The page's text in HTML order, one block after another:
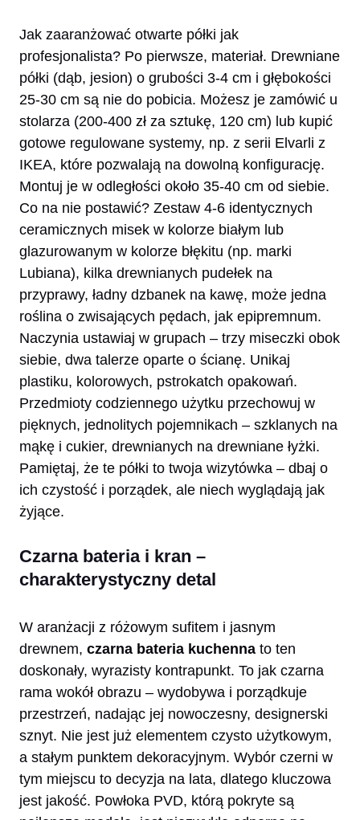
Jak zaaranżować otwarte półki jak
profesjonalista? Po pierwsze, materiał. Drewniane
półki (dąb, jesion) o grubości 3-4 cm i głębokości
25-30 cm są nie do pobicia. Możesz je zamówić u
stolarza (200-400 zł za sztukę, 120 cm) lub kupić
gotowe regulowane systemy, np. z serii Elvarli z
IKEA, które pozwalają na dowolną konfigurację.
Montuj je w odległości około 35-40 cm od siebie.
Co na nie postawić? Zestaw 4-6 identycznych
ceramicznych misek w kolorze białym lub
glazurowanym w kolorze błękitu (np. marki
Lubiana), kilka drewnianych pudełek na
przyprawy, ładny dzbanek na kawę, może jedna
roślina o zwisających pędach, jak epipremnum.
Naczynia ustawiaj w grupach – trzy miseczki obok
siebie, dwa talerze oparte o ścianę. Unikaj
plastiku, kolorowych, pstrokatch opakowań.
Przedmioty codziennego użytku przechowuj w
pięknych, jednolitych pojemnikach – szklanych na
mąkę i cukier, drewnianych na drewniane łyżki.
Pamiętaj, że te półki to twoja wizytówka – dbaj o
ich czystość i porządek, ale niech wyglądają jak
żyjące.
Czarna bateria i kran –
charakterystyczny detal
W aranżacji z różowym sufitem i jasnym
drewnem, czarna bateria kuchenna to ten
doskonały, wyrazisty kontrapunkt. To jak czarna
rama wokół obrazu – wydobywa i porządkuje
przestrzeń, nadając jej nowoczesny, designerski
sznyt. Nie jest już elementem czysto użytkowym,
a stałym punktem dekoracyjnym. Wybór czerni w
tym miejscu to decyzja na lata, dlatego kluczowa
jest jakość. Powłoka PVD, którą pokryte są